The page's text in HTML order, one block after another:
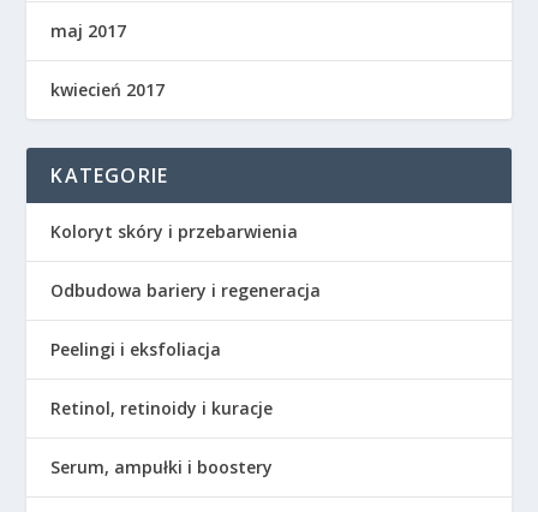
maj 2017
kwiecień 2017
KATEGORIE
Koloryt skóry i przebarwienia
Odbudowa bariery i regeneracja
Peelingi i eksfoliacja
Retinol, retinoidy i kuracje
Serum, ampułki i boostery